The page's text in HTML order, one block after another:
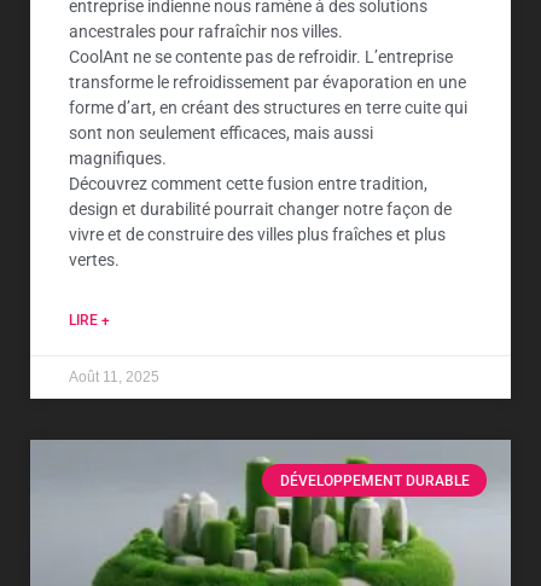
entreprise indienne nous ramène à des solutions
ancestrales pour rafraîchir nos villes.
CoolAnt ne se contente pas de refroidir. L’entreprise
transforme le refroidissement par évaporation en une
forme d’art, en créant des structures en terre cuite qui
sont non seulement efficaces, mais aussi
magnifiques.
Découvrez comment cette fusion entre tradition,
design et durabilité pourrait changer notre façon de
vivre et de construire des villes plus fraîches et plus
vertes.
LIRE +
Août 11, 2025
DÉVELOPPEMENT DURABLE